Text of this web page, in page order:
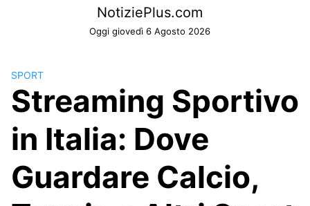
NotiziePlus.com
Oggi giovedì 6 Agosto 2026
SPORT
Streaming Sportivo
in Italia: Dove
Guardare Calcio,